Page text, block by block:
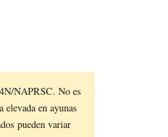
NAPRSC. No es
en ayunas
pueden variar